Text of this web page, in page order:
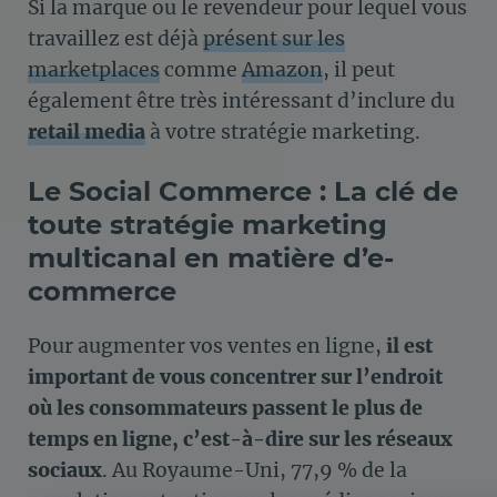
Si la marque ou le revendeur pour lequel vous
travaillez est déjàprésent sur les
marketplacescomme Amazon, il peut
également être très intéressant d’inclure du
retail media à votre stratégie marketing.
Le Social Commerce : La clé de
toute stratégie marketing
multicanal en matière d’e-
commerce
Pour augmenter vos ventes en ligne, il est
important de vous concentrer sur l’endroit
où les consommateurs passent le plus de
temps en ligne, c’est-à-dire sur les réseaux
sociaux. Au Royaume-Uni, 77,9 % de la